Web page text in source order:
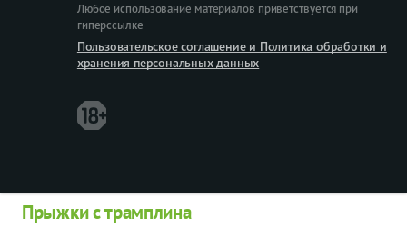
Любое использование материалов приветствуется при
гиперссылке
Пользовательское соглашение и Политика обработки и
хранения персональных данных
Прыжки с трамплина